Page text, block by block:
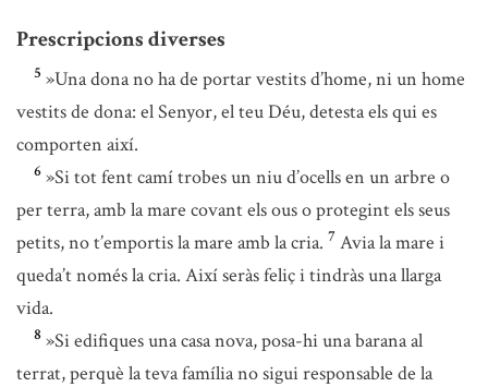
Prescripcions diverses
5 »Una dona no ha de portar vestits d’home, ni un home
vestits de dona: el Senyor, el teu Déu, detesta els qui es
comporten així.
6 »Si tot fent camí trobes un niu d’ocells en un arbre o
per terra, amb la mare covant els ous o protegint els seus
petits, no t’emportis la mare amb la cria. 7 Avia la mare i
queda’t només la cria. Així seràs feliç i tindràs una llarga
vida.
8 »Si edifiques una casa nova, posa-hi una barana al
terrat, perquè la teva família no sigui responsable de la